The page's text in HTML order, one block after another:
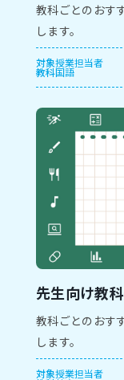
教科ごとのおす
します。
対象授業担当者
教科国語
先生向け教
教科ごとのおす
します。
対象授業担当者